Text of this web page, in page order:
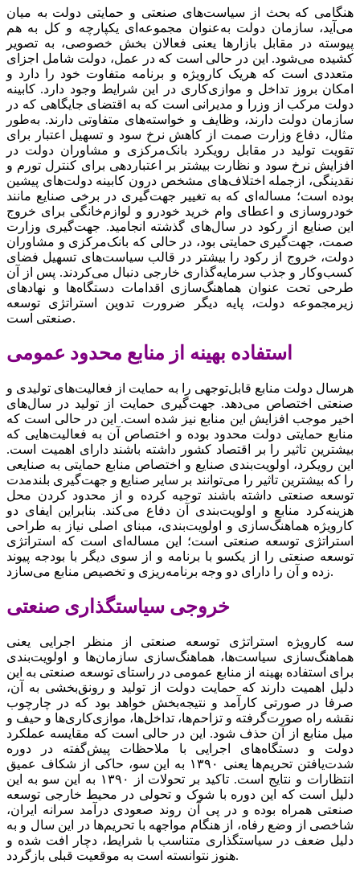
هنگامی که بحث از سیاست‌های صنعتی و حمایتی دولت به میان
می‌آید، سازمان دولت به‌عنوان مجموعه‌ای یکپارچه و کل به هم
پیوسته در مقابل بازارها یعنی فعالان بخش خصوصی، به تصویر
کشیده می‌شود. این در حالی است که در عمل، دولت شامل اجزای
متعددی است که هریک کارویژه و برنامه متفاوت خود را دارد و
امکان بروز تداخل و موازی‌کاری در این شرایط وجود دارد. کابینه
دولت مرکب از وزرا و مدیرانی است که به اقتضای جایگاهی که در
سازمان دولت دارند، وظایف و خواسته‌های متفاوتی دارند. به‌طور
مثال، دفاع وزارت صمت از کاهش نرخ سود و تسهیل اعتبار برای
تقویت تولید در مقابل رویکرد بانک‌مرکزی و مشاوران دولت در
افزایش نرخ سود و نظارت بیشتر بر اعتباردهی برای کنترل تورم و
نقدینگی، ازجمله اختلاف‌های مشخص درون کابینه دولت‌های پیشین
بوده است؛ مساله‌ای که به تغییر جهت‌گیری در برخی صنایع مانند
خودروسازی و اعطای وام خرید خودرو و لوازم‌خانگی برای خروج
این صنایع از رکود در سال‌های گذشته انجامید. جهت‌گیری وزارت
صمت، جهت‌گیری حمایتی بود، در حالی که بانک‌مرکزی و مشاوران
دولت، خروج از رکود را بیشتر در قالب سیاست‌های تسهیل فضای
کسب‌وکار و جذب سرمایه‌گذاری خارجی دنبال می‌کردند. پس از آن
طرحی تحت عنوان هماهنگ‌سازی اقدامات دستگاه‌ها و نهادهای
زیرمجموعه دولت، پایه دیگر ضرورت تدوین استراتژی توسعه
صنعتی است.
استفاده بهینه از منابع محدود عمومی
هرسال دولت منابع قابل‌توجهی را به حمایت از فعالیت‌های تولیدی و
صنعتی اختصاص می‌دهد. جهت‌گیری حمایت از تولید در سال‌های
اخیر موجب افزایش این منابع نیز شده است. این در حالی است که
منابع حمایتی دولت محدود بوده و اختصاص آن به فعالیت‌هایی که
بیشترین تاثیر را بر اقتصاد کشور داشته باشند دارای اهمیت است.
این رویکرد، اولویت‌بندی صنایع و اختصاص منابع حمایتی به صنایعی
را که بیشترین تاثیر را می‌توانند بر سایر صنایع و جهت‌گیری بلندمدت
توسعه صنعتی داشته باشند توجیه کرده و از محدود کردن محل
هزینه‌کرد منابع و اولویت‌بندی آن دفاع می‌کند. بنابراین ایفای دو
کارویژه هماهنگ‌سازی و اولویت‌بندی، مبنای اصلی نیاز به طراحی
استراتژی توسعه صنعتی است؛ این مساله‌ای است که استراتژی
توسعه صنعتی را از یکسو با برنامه و از سوی دیگر با بودجه پیوند
زده و آن را دارای دو وجه برنامه‌ریزی و تخصیص منابع می‌سازد.
خروجی سیاستگذاری صنعتی
سه کارویژه استراتژی توسعه صنعتی از منظر اجرایی یعنی
هماهنگ‌سازی سیاست‌ها، هماهنگ‌سازی سازمان‌ها و اولویت‌بندی
برای استفاده بهینه از منابع عمومی در راستای توسعه صنعتی به این
دلیل اهمیت دارند که حمایت دولت از تولید و رونق‌بخشی به آن،
صرفا در صورتی کارآمد و نتیجه‌بخش خواهد بود که در چارچوب
نقشه راه صورت‌گرفته و تزاحم‌ها، تداخل‌ها، موازی‌کاری‌ها و حیف و
میل منابع از آن حذف شود. این در حالی است که مقایسه عملکرد
دولت و دستگاه‌های اجرایی با ملاحظات پیش‌گفته در دوره
شدت‌یافتن تحریم‌ها یعنی ۱۳۹۰ به این سو، حاکی از شکاف عمیق
انتظارات و نتایج است. تاکید بر تحولات از ۱۳۹۰ به این سو به این
دلیل است که این دوره با شوک و تحولی در محیط خارجی توسعه
صنعتی همراه بوده و در پی آن روند صعودی درآمد سرانه ایران،
شاخصی از وضع رفاه، از هنگام مواجهه با تحریم‌ها در این سال و به
دلیل ضعف در سیاستگذاری متناسب با شرایط، دچار افت شده و
هنوز نتوانسته است به موقعیت قبلی بازگردد.